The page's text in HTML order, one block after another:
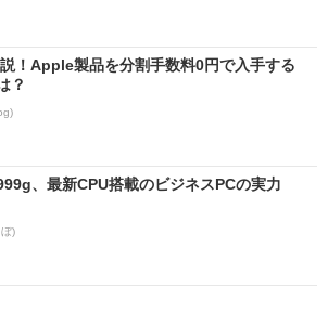
！Apple製品を分割手数料0円で入手する
？
、最新CPU搭載のビジネスPCの実力
)